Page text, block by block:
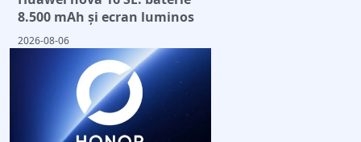
8.500 mAh și ecran luminos
2026-08-06